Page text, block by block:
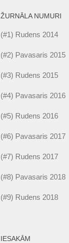
ŽURNĀLA NUMURI
(#1) Rudens 2014
(#2) Pavasaris 2015
(#3) Rudens 2015
(#4) Pavasaris 2016
(#5) Rudens 2016
(#6) Pavasaris 2017
(#7) Rudens 2017
(#8) Pavasaris 2018
(#9) Rudens 2018
IESAKĀM